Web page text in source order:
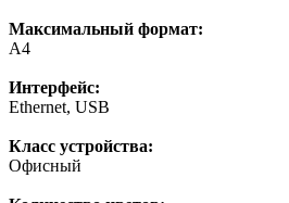
Максимальный формат:
A4
Интерфейс:
Ethernet, USB
Класс устройства:
Офисный